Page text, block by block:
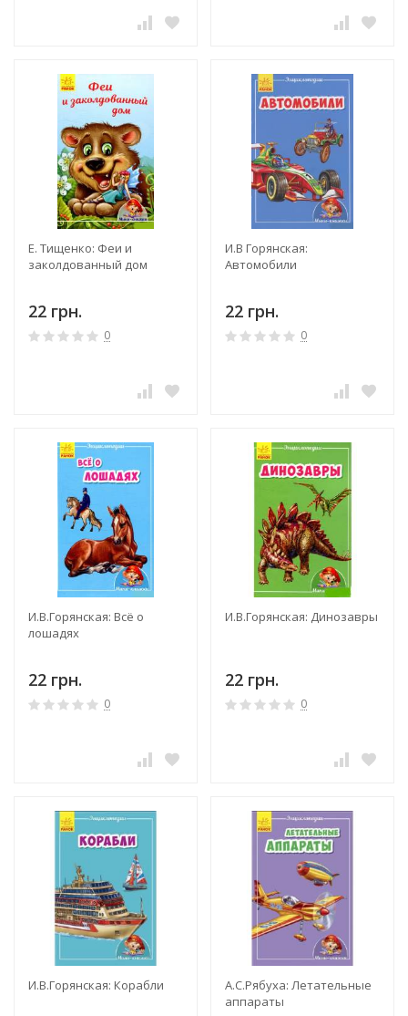
Е. Тищенко: Феи и
заколдованный дом
22 грн.
0
И.В Горянская:
Автомобили
22 грн.
0
И.В.Горянская: Всё о
лошадях
22 грн.
0
И.В.Горянская: Динозавры
22 грн.
0
И.В.Горянская: Корабли
А.С.Рябуха: Летательные
аппараты